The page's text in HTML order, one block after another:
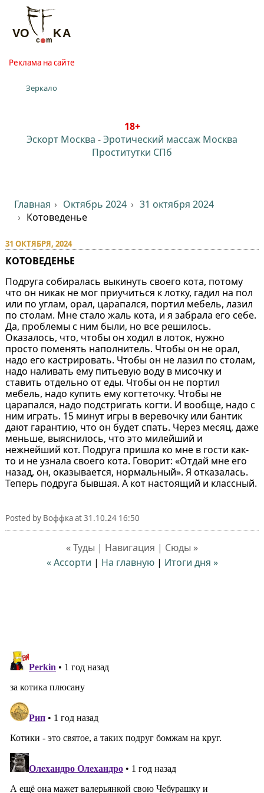
Реклама на сайте
Зеркало
18+
Эскорт Москва -Эротический массаж Москва
Проститутки СПб
Главная Октябрь 2024
31 октября 2024
Котоведенье
31 ОКТЯБРЯ, 2024
КОТОВЕДЕНЬЕ
Подруга собиралась выкинуть своего кота, потому
что он никак не мог приучиться к лотку, гадил на пол
или по углам, орал, царапался, портил мебель, лазил
по столам. Мне стало жаль кота, и я забрала его себе.
Да, проблемы с ним были, но все решилось.
Оказалось, что, чтобы он ходил в лоток, нужно
просто поменять наполнитель. Чтобы он не орал,
надо его кастрировать. Чтобы он не лазил по столам,
надо наливать ему питьевую воду в мисочку и
ставить отдельно от еды. Чтобы он не портил
мебель, надо купить ему когтеточку. Чтобы не
царапался, надо подстригать когти. И вообще, надо с
ним играть. 15 минут игры в веревочку или бантик
дают гарантию, что он будет спать. Через месяц, даже
меньше, выяснилось, что это милейший и
нежнейший кот. Подруга пришла ко мне в гости как-
то и не узнала своего кота. Говорит: «Отдай мне его
назад, он, оказывается, нормальный». Я отказалась.
Теперь подруга бывшая. А кот настоящий и классный.
Posted by Воффкаat31.10.24 16:50
« Туды | Навигация | Сюды »
« Ассорти | На главную| Итоги дня »